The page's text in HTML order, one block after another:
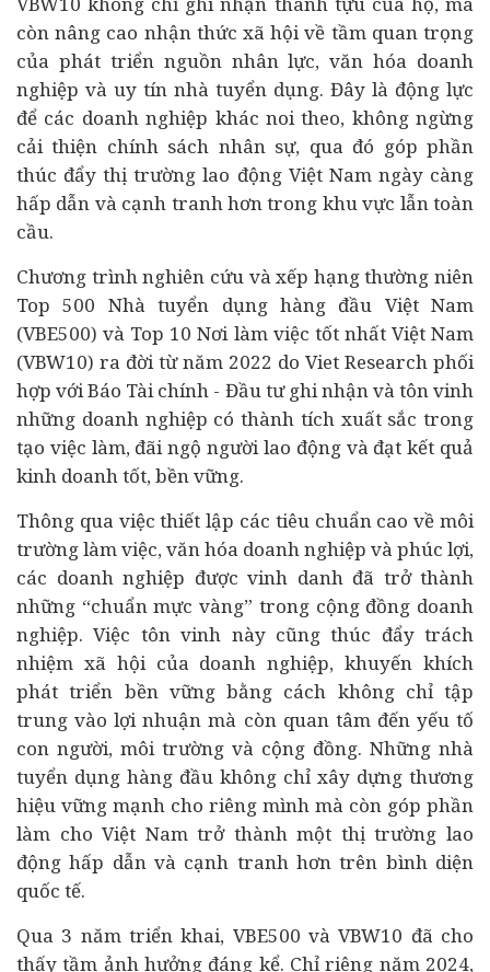
còn nâng cao nhận thức xã hội về tầm quan trọng
của phát triển nguồn nhân lực, văn hóa doanh
nghiệp và uy tín nhà tuyển dụng. Đây là động lực
để các doanh nghiệp khác noi theo, không ngừng
cải thiện chính sách nhân sự, qua đó góp phần
thúc đẩy thị trường lao động Việt Nam ngày càng
hấp dẫn và cạnh tranh hơn trong khu vực lẫn toàn
cầu.
Chương trình nghiên cứu và xếp hạng thường niên
Top 500 Nhà tuyển dụng hàng đầu Việt Nam
(VBE500) và Top 10 Nơi làm việc tốt nhất Việt Nam
(VBW10) ra đời từ năm 2022 do Viet Research phối
hợp với Báo Tài chính - Đầu tư ghi nhận và tôn vinh
những doanh nghiệp có thành tích xuất sắc trong
tạo việc làm, đãi ngộ người lao động và đạt kết quả
kinh doanh tốt, bền vững.
Thông qua việc thiết lập các tiêu chuẩn cao về môi
trường làm việc, văn hóa doanh nghiệp và phúc lợi,
các doanh nghiệp được vinh danh đã trở thành
những “chuẩn mực vàng” trong cộng đồng doanh
nghiệp. Việc tôn vinh này cũng thúc đẩy trách
nhiệm xã hội của doanh nghiệp, khuyến khích
phát triển bền vững bằng cách không chỉ tập
trung vào lợi nhuận mà còn quan tâm đến yếu tố
con người, môi trường và cộng đồng. Những nhà
tuyển dụng hàng đầu không chỉ xây dựng thương
hiệu vững mạnh cho riêng mình mà còn góp phần
làm cho Việt Nam trở thành một thị trường lao
động hấp dẫn và cạnh tranh hơn trên bình diện
quốc tế.
Qua 3 năm triển khai, VBE500 và VBW10 đã cho
thấy tầm ảnh hưởng đáng kể. Chỉ riêng năm 2024,